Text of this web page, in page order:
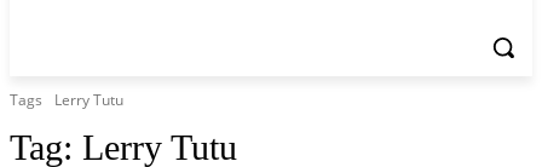
Tags Lerry Tutu
Tag: Lerry Tutu